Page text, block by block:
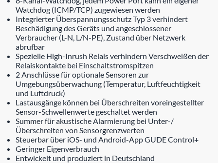
Watchdog (ICMP/TCP) zugewiesen werden
Integrierter Überspannungsschutz Typ 3 verhindert
Beschädigung des Geräts und angeschlossener
Verbraucher (L-N, L/N-PE), Zustand über Netzwerk
abrufbar
Spezielle High-Inrush Relais verhindern Verschweißen der
Relaiskontakte bei Einschaltstromspitzen
2 Anschlüsse für optionale Sensoren zur
Umgebungsüberwachung (Temperatur, Luftfeuchtigkeit
und Luftdruck)
Lastausgänge können bei Überschreiten voreingestellter
Sensor-Schwellenwerte geschaltet werden
Summer für akustische Alarmierung bei Unter-/
Überschreiten von Sensorgrenzwerten
Steuerbar über iOS- und Android-App GUDE Control+
Geringer Eigenverbrauch
Entwickelt und produziert in Deutschland